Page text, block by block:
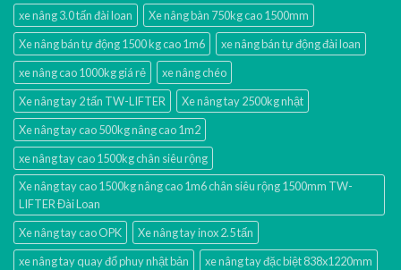
xe nâng 3.0 tấn đài loan
Xe nâng bàn 750kg cao 1500mm
Xe nâng bán tự động 1500 kg cao 1m6
xe nâng bán tự động đài loan
xe nâng cao 1000kg giá rẻ
xe nâng chéo
Xe nâng tay 2 tấn TW-LIFTER
Xe nâng tay 2500kg nhật
Xe nâng tay cao 500kg nâng cao 1m2
xe nâng tay cao 1500kg chân siêu rộng
Xe nâng tay cao 1500kg nâng cao 1m6 chân siêu rộng 1500mm TW-
LIFTER Đài Loan
Xe nâng tay cao OPK
Xe nâng tay inox 2.5 tấn
xe nâng tay quay đổ phuy nhật bản
xe nâng tay đặc biệt 838x1220mm